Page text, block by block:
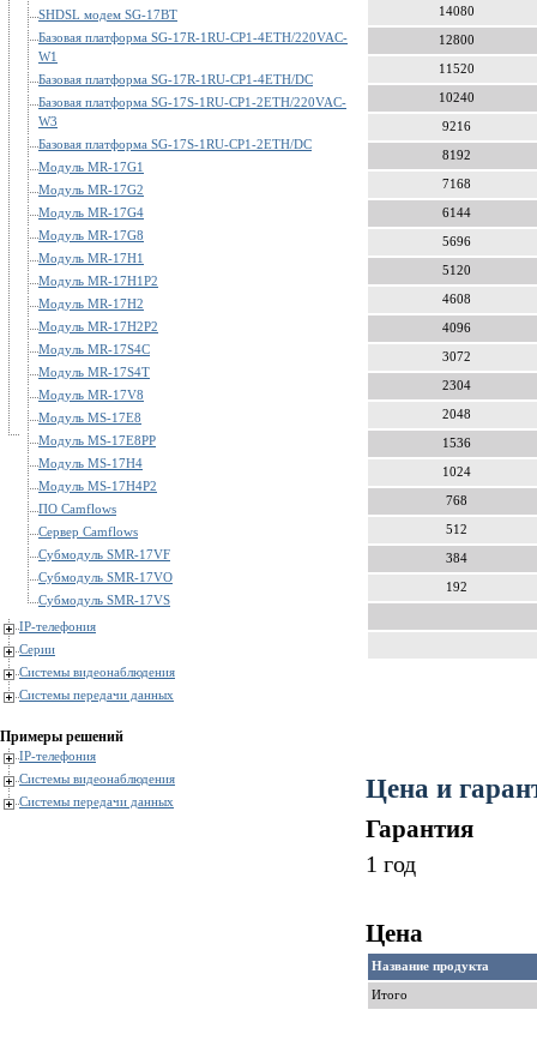
SHDSL модем SG-17BT
Базовая платформа SG-17R-1RU-CP1-4ETH/220VAC-
W1
Базовая платформа SG-17R-1RU-CP1-4ETH/DC
Базовая платформа SG-17S-1RU-CP1-2ETH/220VAC-
W3
Базовая платформа SG-17S-1RU-CP1-2ETH/DC
Модуль MR-17G1
Модуль MR-17G2
Модуль MR-17G4
Модуль MR-17G8
Модуль MR-17H1
Модуль MR-17H1P2
Модуль MR-17H2
Модуль MR-17H2P2
Модуль MR-17S4C
Модуль MR-17S4T
Модуль MR-17V8
Модуль MS-17E8
Модуль MS-17E8PP
Модуль MS-17H4
Модуль MS-17H4P2
ПО Camflows
Сервер Camflows
Субмодуль SMR-17VF
Субмодуль SMR-17VO
Субмодуль SMR-17VS
IP-телефония
Серии
Системы видеонаблюдения
Системы передачи данных
Примеры решений
IP-телефония
Системы видеонаблюдения
Системы передачи данных
14080
12800
11520
10240
9216
8192
7168
6144
5696
5120
4608
4096
3072
2304
2048
1536
1024
768
512
384
192
Цена и
Гарантия
1 год
Цена
Название продукта
Итого